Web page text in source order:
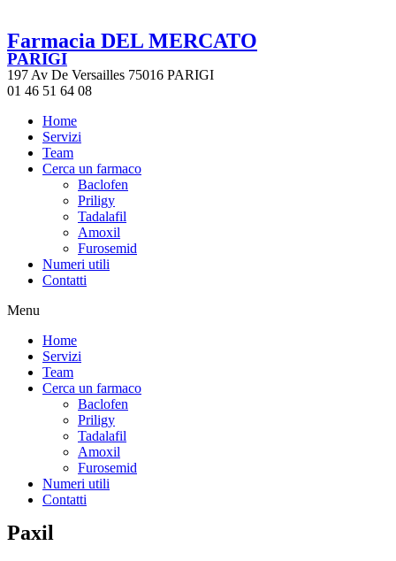
Farmacia DEL MERCATO
PARIGI
197 Av De Versailles 75016 PARIGI
01 46 51 64 08
Home
Servizi
Team
Cerca un farmaco
Baclofen
Priligy
Tadalafil
Amoxil
Furosemid
Numeri utili
Contatti
Menu
Home
Servizi
Team
Cerca un farmaco
Baclofen
Priligy
Tadalafil
Amoxil
Furosemid
Numeri utili
Contatti
Paxil